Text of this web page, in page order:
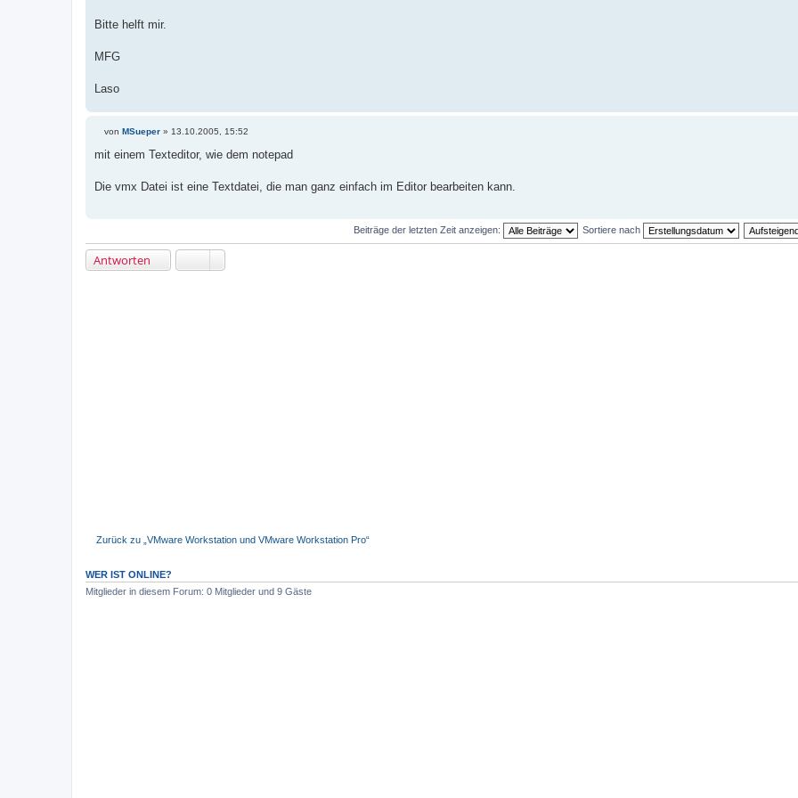
Bitte helft mir.
MFG
Laso
e
i
a
von MSueper » 13.10.2005, 15:52
mit einem Texteditor, wie dem notepad
Die vmx Datei ist eine Textdatei, die man ganz einfach im Editor bearbeiten kann.
Beiträge der letzten Zeit anzeigen: Sortiere nach
Antworten
Zurück zu „VMware Workstation und VMware Workstation Pro“
WER IST ONLINE?
Mitglieder in diesem Forum: 0 Mitglieder und 9 Gäste